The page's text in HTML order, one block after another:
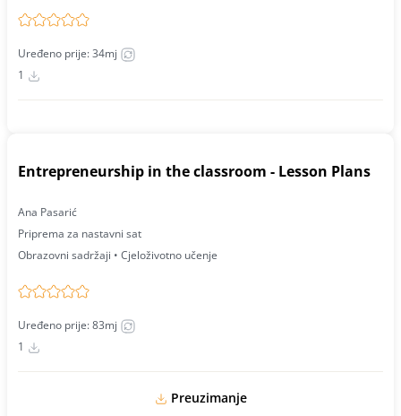
Uređeno prije: 34mj
1
Entrepreneurship in the classroom - Lesson Plans
Ana Pasarić
Priprema za nastavni sat
Obrazovni sadržaji • Cjeloživotno učenje
Uređeno prije: 83mj
1
Preuzimanje